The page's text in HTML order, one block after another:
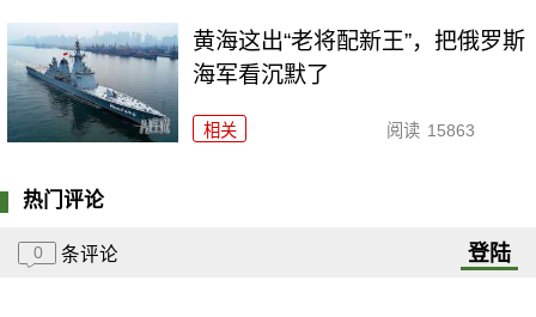
黄海这出“老将配新王”，把俄罗斯
海军看沉默了
相关 阅读 15863
热门评论
0 条评论 登陆